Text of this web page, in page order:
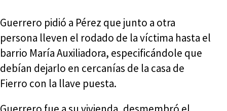
Guerrero pidió a Pérez que junto a otra
persona lleven el rodado de la víctima hasta el
barrio María Auxiliadora, especificándole que
debían dejarlo en cercanías de la casa de
Fierro con la llave puesta.